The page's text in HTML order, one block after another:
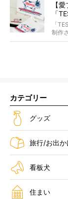
【
「
「
制作
カテゴリー
グッズ
旅行/お出か
看板犬
住まい